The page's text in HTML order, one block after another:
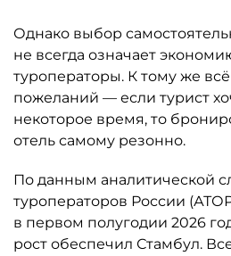
Однако выбор
не всегда означает
туроператоры. К тому же всё
пожеланий — если турист
некоторое время, то
отель самому резонно.
По данным аналитической
туроператоров России
в первом полугодии 2026
рост обеспечил Стамбул.